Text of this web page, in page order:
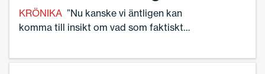
KRÖNIKA ”Nu kanske vi äntligen kan
komma till insikt om vad som faktiskt
Linnea Lindquist, skolledare och